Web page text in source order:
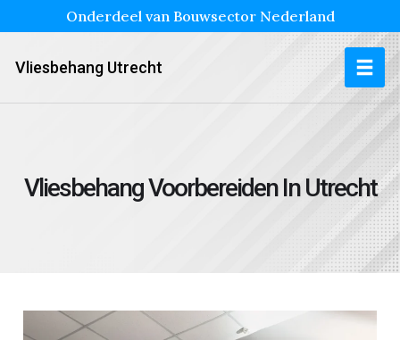
Onderdeel van Bouwsector Nederland
Vliesbehang Utrecht
Vliesbehang Voorbereiden In Utrecht